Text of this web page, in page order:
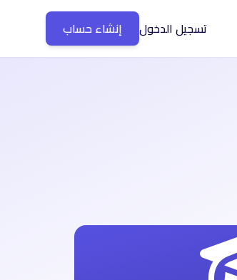
تسجيل الدخول إنشاء حساب